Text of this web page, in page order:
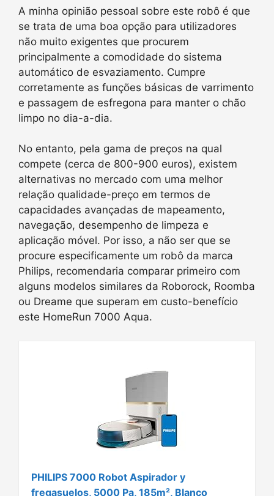
A minha opinião pessoal sobre este robô é que
se trata de uma boa opção para utilizadores
não muito exigentes que procurem
principalmente a comodidade do sistema
automático de esvaziamento. Cumpre
corretamente as funções básicas de varrimento
e passagem de esfregona para manter o chão
limpo no dia-a-dia.
No entanto, pela gama de preços na qual
compete (cerca de 800-900 euros), existem
alternativas no mercado com uma melhor
relação qualidade-preço em termos de
capacidades avançadas de mapeamento,
navegação, desempenho de limpeza e
aplicação móvel. Por isso, a não ser que se
procure especificamente um robô da marca
Philips, recomendaria comparar primeiro com
alguns modelos similares da Roborock, Roomba
ou Dreame que superam em custo-benefício
este HomeRun 7000 Aqua.
PHILIPS 7000 Robot Aspirador y
fregasuelos, 5000 Pa, 185m², Blanco